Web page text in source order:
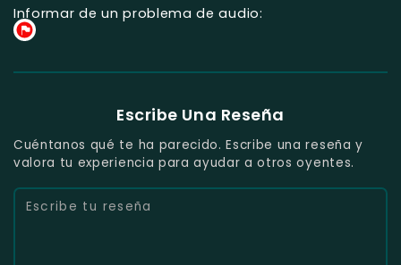
Informar de un problema de audio:
Escribe Una Reseña
Cuéntanos qué te ha parecido. Escribe una reseña y
valora tu experiencia para ayudar a otros oyentes.